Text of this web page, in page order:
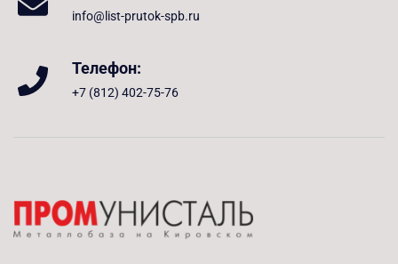
info@list-prutok-spb.ru
Телефон:
+7 (812) 402-75-76